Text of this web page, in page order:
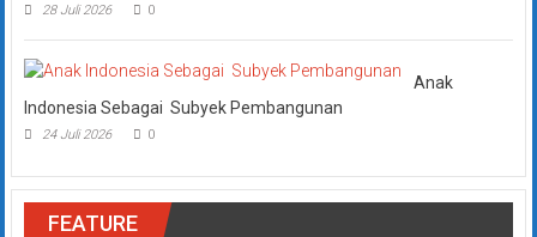
28 Juli 2026 0
Anak
Indonesia Sebagai Subyek Pembangunan
24 Juli 2026 0
FEATURE